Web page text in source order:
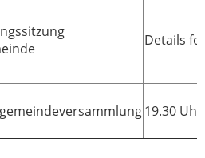
Details
19.30